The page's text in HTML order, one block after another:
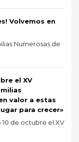
Volvemos en
Numerosas de
el XV
valor a estas
para crecer»
de octubre el XV